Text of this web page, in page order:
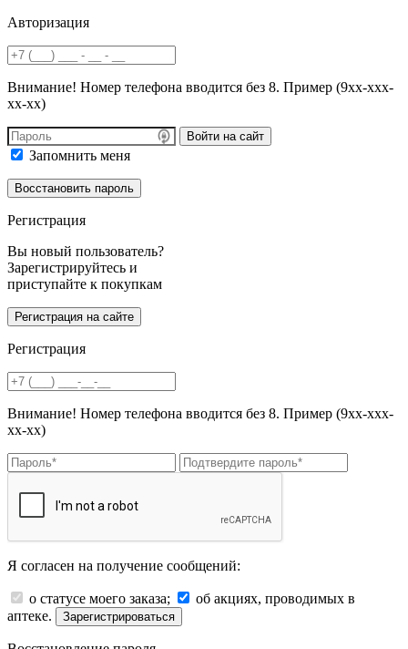
Авторизация
Внимание! Номер телефона вводится без 8. Пример (9хх-ххх-
хх-хх)
Войти на сайт
Запомнить меня
Регистрация
Вы новый пользователь?
Зарегистрируйтесь и
приступайте к покупкам
Регистрация
Внимание! Номер телефона вводится без 8. Пример (9хх-ххх-
хх-хх)
Я согласен на получение сообщений:
о статусе моего заказа;
об акциях, проводимых в
аптеке.
Зарегистрироваться